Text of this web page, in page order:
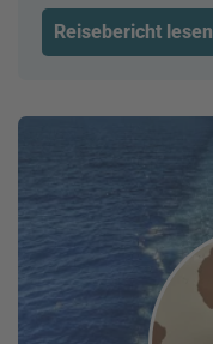
Reisebericht lesen